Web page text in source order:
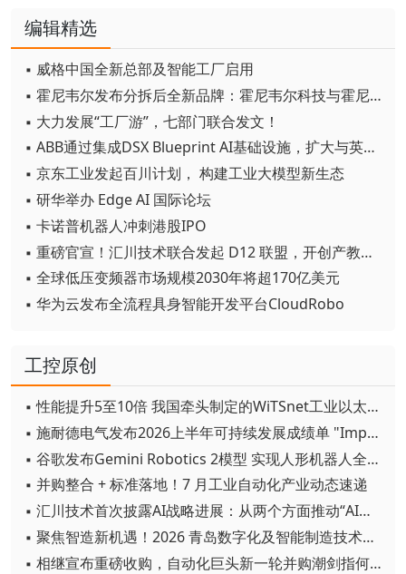
编辑精选
▪ 威格中国全新总部及智能工厂启用
▪ 霍尼韦尔发布分拆后全新品牌：霍尼韦尔科技与霍尼韦尔航空航天
▪ 大力发展“工厂游”，七部门联合发文！
▪ ABB通过集成DSX Blueprint AI基础设施，扩大与英伟达的合作
▪ 京东工业发起百川计划， 构建工业大模型新生态
▪ 研华举办 Edge AI 国际论坛
▪ 卡诺普机器人冲刺港股IPO
▪ 重磅官宣！汇川技术联合发起 D12 联盟，开创产教融合新范式
▪ 全球低压变频器市场规模2030年将超170亿美元
▪ 华为云发布全流程具身智能开发平台CloudRobo
工控原创
▪ 性能提升5至10倍 我国牵头制定的WiTSnet工业以太网国际标准正式发布
▪ 施耐德电气发布2026上半年可持续发展成绩单 "Impact 2030"路线图开局稳健
▪ 谷歌发布Gemini Robotics 2模型 实现人形机器人全身智能控制突破
▪ 并购整合 + 标准落地！7 月工业自动化产业动态速递
▪ 汇川技术首次披露AI战略进展：从两个方面推动“AI业务化”落地
▪ 聚焦智造新机遇！2026 青岛数字化及智能制造技术论坛圆满落幕
▪ 相继宣布重磅收购，自动化巨头新一轮并购潮剑指何方？